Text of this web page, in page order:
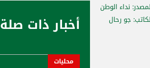
: نداء الوطن
: جو رحال أخبار ذات صلة
محليات